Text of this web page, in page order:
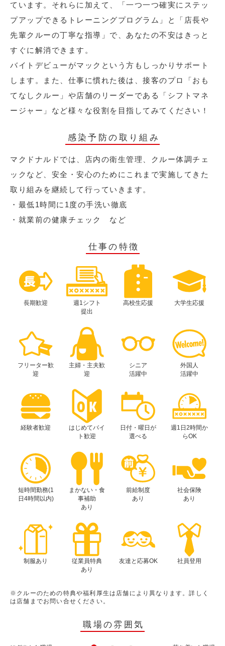
ています。それらに加えて、「一つ一つ確実にステッ
プアップできるトレーニングプログラム」と「店長や
先輩クルーの丁寧な指導」で、あなたの不安はきっと
すぐに解消できます。
バイトデビューがマックという方もしっかりサポート
します。また、仕事に慣れた後は、接客のプロ「おも
てなしクルー」や店舗のリーダーである「シフトマネ
ージャー」など様々な役割を目指してみてください！
感染予防の取り組み
マクドナルドでは、店内の衛生管理、クルー体調チェ
ックなど、安全・安心のためにこれまで実施してきた
取り組みを継続して行っていきます。
・最低1時間に1度の手洗い徹底
・就業前の健康チェック など
仕事の特徴
長期歓迎
週1シフト
提出
高校生応援 大学生応援
フリーター歓
迎
主婦・主夫歓
迎
シニア
活躍中
外国人
活躍中
経験者歓迎
はじめてバイ
ト歓迎
日付・曜日が
選べる
週1日2時間か
らOK
短時間勤務(1
日4時間以内)
まかない・食
事補助
あり
前給制度
あり
社会保険
あり
制服あり
従業員特典
あり
友達と応募OK 社員登用
※クルーのための特典や福利厚生は店舗により異なります。詳しく
は店舗までお問い合せください。
職場の雰囲気